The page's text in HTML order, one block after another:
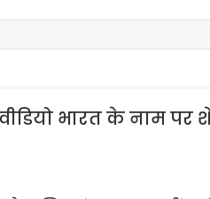
भारत के नाम पर